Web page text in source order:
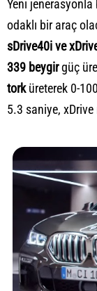
Yeni
odaklı bir araç
sDrive40i ve
339 beygirgüç
torküreterek 0-
5.3 saniye,